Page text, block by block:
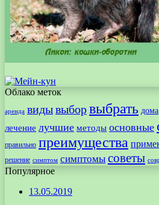
Облако меток
аренда видывыборвыбрать дома
лечение лучшие методы основные
правильно преимущества
решение симптом симптомы советы
Популярное
13.05.2019